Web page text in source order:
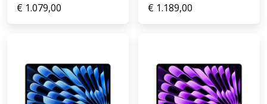
€ 1.079,00 € 1.189,00